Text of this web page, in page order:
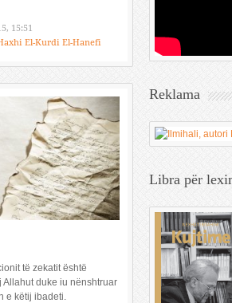
15:51
El-Kurdi El-Hanefi
të zekatit është
duke iu nënshtruar
e këtij ibadeti.
Reklama
Libra për